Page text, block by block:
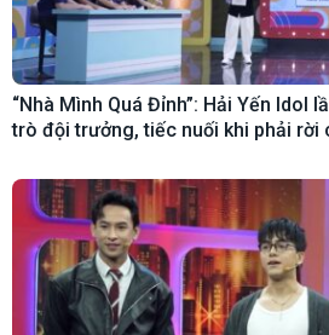
“Nhà Mình Quá Đỉnh”: Hải Yến Idol
trò đội trưởng, tiếc nuối khi phải rời